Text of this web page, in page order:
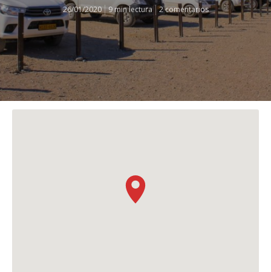
26/01/2020 9 min lectura 2 comentarios